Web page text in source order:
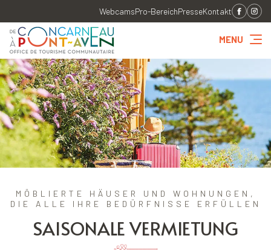
WebcamsPro-BereichPresseKontakt
MENU
MÖBLIERTE HÄUSER UND WOHNUNGEN,
DIE ALLE IHRE BEDÜRFNISSE ERFÜLLEN
SAISONALE VERMIETUNG